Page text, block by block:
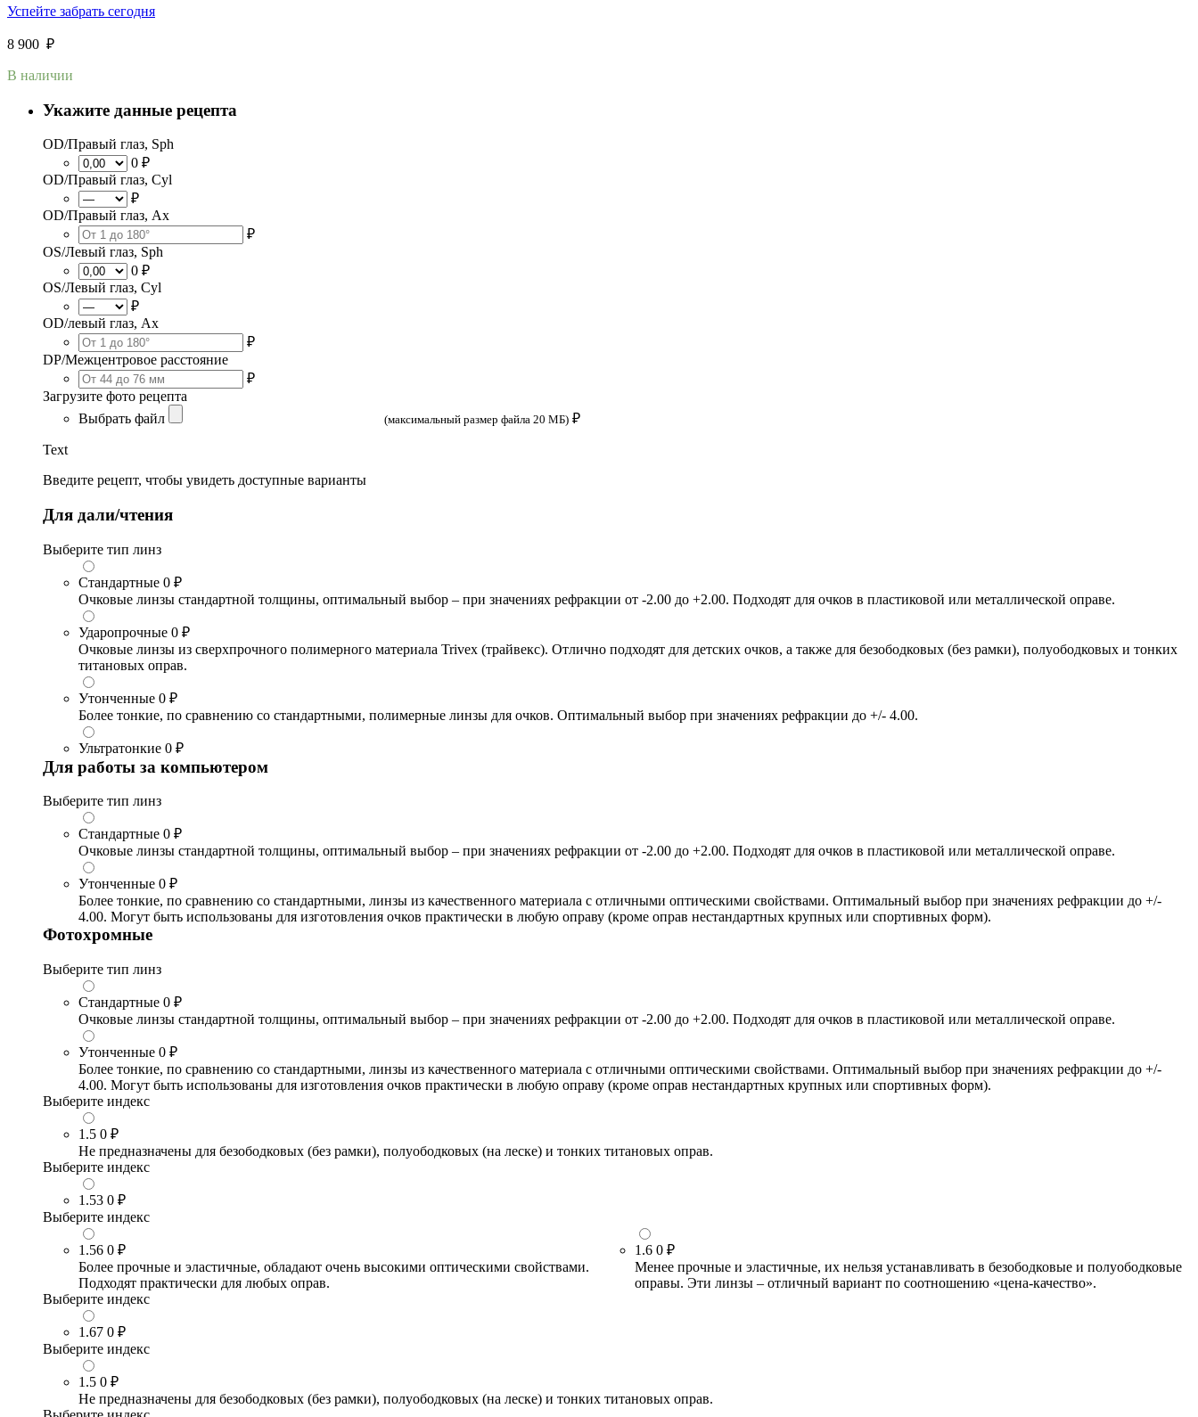
Успейте забрать сегодня
8 900 ₽
В наличии
Укажите данные рецепта
OD/Правый глаз, Sph
0 ₽
OD/Правый глаз, Cyl
₽
OD/Правый глаз, Ax
₽
OS/Левый глаз, Sph
0 ₽
OS/Левый глаз, Cyl
₽
OD/левый глаз, Ax
₽
DP/Межцентровое расстояние
₽
Загрузите фото рецепта
Выбрать файл
(максимальный размер файла 20 МБ) ₽
Text
Введите рецепт, чтобы увидеть доступные варианты
Для дали/чтения
Выберите тип линз
Стандартные 0 ₽
Очковые линзы стандартной толщины, оптимальный выбор – при значениях рефракции от -2.00 до +2.00. Подходят для очков в пластиковой или металлической оправе.
Ударопрочные 0 ₽
Очковые линзы из сверхпрочного полимерного материала Trivex (трайвекс). Отлично подходят для детских очков, а также для безободковых (без рамки), полуободковых и тонких
титановых оправ.
Утонченные 0 ₽
Более тонкие, по сравнению со стандартными, полимерные линзы для очков. Оптимальный выбор при значениях рефракции до +/- 4.00.
Ультратонкие 0 ₽
Для работы за компьютером
Выберите тип линз
Стандартные 0 ₽
Очковые линзы стандартной толщины, оптимальный выбор – при значениях рефракции от -2.00 до +2.00. Подходят для очков в пластиковой или металлической оправе.
Утонченные 0 ₽
Более тонкие, по сравнению со стандартными, линзы из качественного материала с отличными оптическими свойствами. Оптимальный выбор при значениях рефракции до +/-
4.00. Могут быть использованы для изготовления очков практически в любую оправу (кроме оправ нестандартных крупных или спортивных форм).
Фотохромные
Выберите тип линз
Стандартные 0 ₽
Очковые линзы стандартной толщины, оптимальный выбор – при значениях рефракции от -2.00 до +2.00. Подходят для очков в пластиковой или металлической оправе.
Утонченные 0 ₽
Более тонкие, по сравнению со стандартными, линзы из качественного материала с отличными оптическими свойствами. Оптимальный выбор при значениях рефракции до +/-
4.00. Могут быть использованы для изготовления очков практически в любую оправу (кроме оправ нестандартных крупных или спортивных форм).
Выберите индекс
1.5 0 ₽
Не предназначены для безободковых (без рамки), полуободковых (на леске) и тонких титановых оправ.
Выберите индекс
1.53 0 ₽
Выберите индекс
1.56 0 ₽
Более прочные и эластичные, обладают очень высокими оптическими свойствами.
Подходят практически для любых оправ.
1.6 0 ₽
Менее прочные и эластичные, их нельзя устанавливать в безободковые и полуободковые
оправы. Эти линзы – отличный вариант по соотношению «цена-качество».
Выберите индекс
1.67 0 ₽
Выберите индекс
1.5 0 ₽
Не предназначены для безободковых (без рамки), полуободковых (на леске) и тонких титановых оправ.